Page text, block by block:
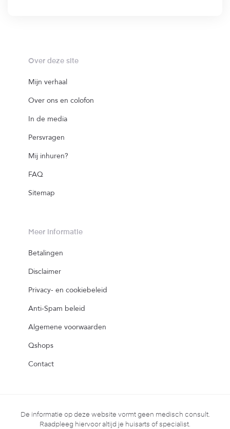
Over deze site
Mijn verhaal
Over ons en colofon
In de media
Persvragen
Mij inhuren?
FAQ
Sitemap
Meer informatie
Betalingen
Disclaimer
Privacy- en cookiebeleid
Anti-Spam beleid
Algemene voorwaarden
Qshops
Contact
De informatie op deze website vormt geen medisch consult.
Raadpleeg hiervoor altijd je huisarts of specialist.